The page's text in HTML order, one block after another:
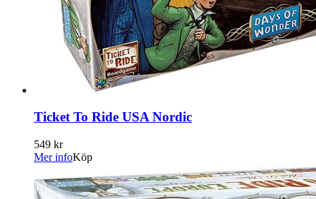
Ticket To Ride USA Nordic
549 kr
Mer infoKöp